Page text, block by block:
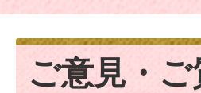
ご意見・